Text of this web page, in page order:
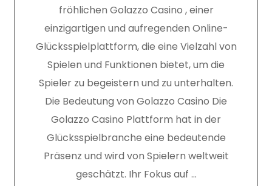
fröhlichen Golazzo Casino , einer
einzigartigen und aufregenden Online-
Glücksspielplattform, die eine Vielzahl von
Spielen und Funktionen bietet, um die
Spieler zu begeistern und zu unterhalten.
Die Bedeutung von Golazzo Casino Die
Golazzo Casino Plattform hat in der
Glücksspielbranche eine bedeutende
Präsenz und wird von Spielern weltweit
geschätzt. Ihr Fokus auf …